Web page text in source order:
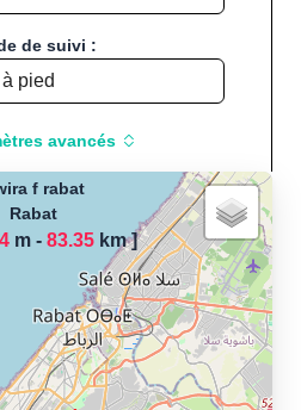
de suivi :
avancés
de la carte
la distance
sportif
Course à
f rabat
Rabat
m - 83.35 km]